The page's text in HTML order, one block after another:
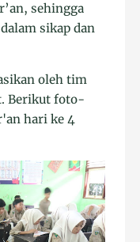
sehingga
sikap dan
oleh tim
Berikut foto-
hari ke 4